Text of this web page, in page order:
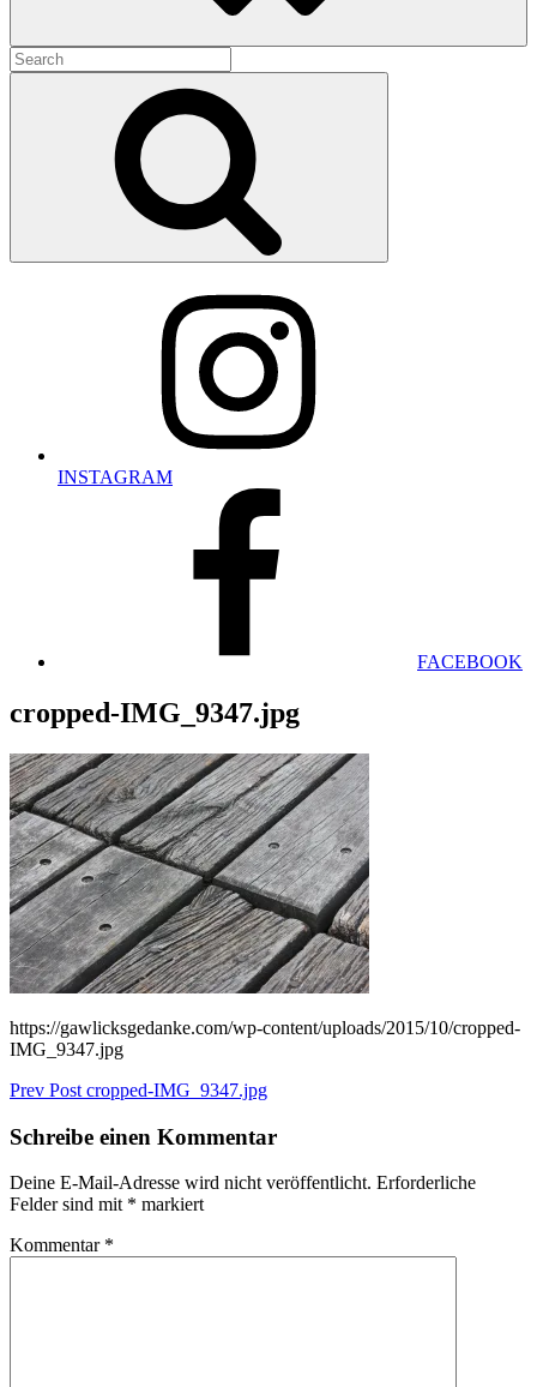
Search
for:
INSTAGRAM
FACEBOOK
cropped-IMG_9347.jpg
https://gawlicksgedanke.com/wp-content/uploads/2015/10/cropped-
IMG_9347.jpg
Beitragsnavigation
Previous
Prev Post cropped-IMG_9347.jpg
Schreibe einen Kommentar
Deine E-Mail-Adresse wird nicht veröffentlicht. Erforderliche
Felder sind mit * markiert
Kommentar *